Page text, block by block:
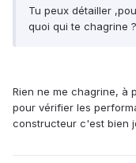
Tu peux détailler
quoi qui te chagrine ?
Rien ne me chagrine, à
pour vérifier les
constructeur c'est bien